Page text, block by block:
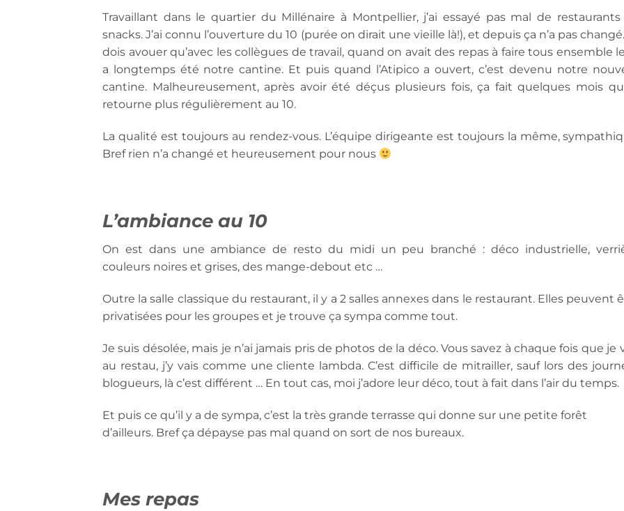
Travaillant dans le quartier du Millénaire à Montpellier, j’ai essayé pas mal de
snacks. J’ai connu l’ouverture du 10 (purée on dirait une vieille là!), et depuis ça n’a pas
dois avouer qu’avec les collègues de travail, quand on avait des repas à faire tous ensemble
a longtemps été notre cantine. Et puis quand l’Atipico a ouvert, c’est devenu notre
cantine. Malheureusement, après avoir été déçus plusieurs fois, ça fait quelques mois
retourne plus régulièrement au 10.
La qualité est toujours au rendez-vous. L’équipe dirigeante est toujours la même,
Bref rien n’a changé et heureusement pour nous
L’ambiance au 10
On est dans une ambiance de resto du midi un peu branché : déco industrielle,
couleurs noires et grises, des mange-debout etc …
Outre la salle classique du restaurant, il y a 2 salles annexes dans le restaurant. Elles peuvent
privatisées pour les groupes et je trouve ça sympa comme tout.
Je suis désolée, mais je n’ai jamais pris de photos de la déco. Vous savez à chaque fois que je
au restau, j’y vais comme une cliente lambda. C’est difficile de mitrailler, sauf lors des
blogueurs, là c’est différent … En tout cas, moi j’adore leur déco, tout à fait dans l’air du temps.
Et puis ce qu’il y a de sympa, c’est la très grande terrasse qui donne sur une petite forêt
d’ailleurs. Bref ça dépayse pas mal quand on sort de nos bureaux.
Mes repas